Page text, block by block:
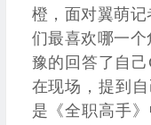
橙，面对翼萌
们最喜欢哪一
豫的回答了自
在现场，提到
是《全职高手